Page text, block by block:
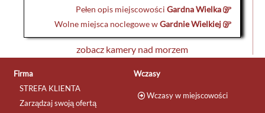
Pełen opis miejscowości Gardna Wielka
Wolne miejsca noclegowe wGardnie Wielkiej
zobacz kamery nad morzem
Firma
STREFA KLIENTA
Zarządzaj swoją ofertą
Wczasy
Wczasy w miejscowości